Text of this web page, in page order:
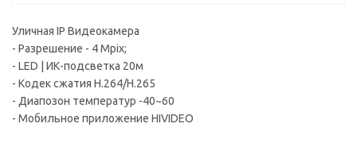
Уличная IP Видеокамера
- Разрешение - 4 Mpix;
- LED | ИК-подсветка 20м
- Кодек сжатия H.264/H.265
- Диапозон температур -40~60
- Мобильное приложение HIVIDEO